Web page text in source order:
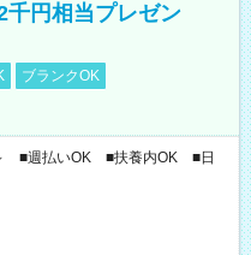
千円相当プレゼン
ブランクOK
■週払いOK ■扶養内OK ■日